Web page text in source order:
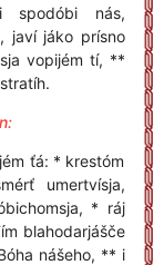
spodóbi nás,
javí jáko prísno
vopijém tí, **
ťá: * krestóm
umertvísja,
* ráj
blahodarjášče
nášeho, ** i